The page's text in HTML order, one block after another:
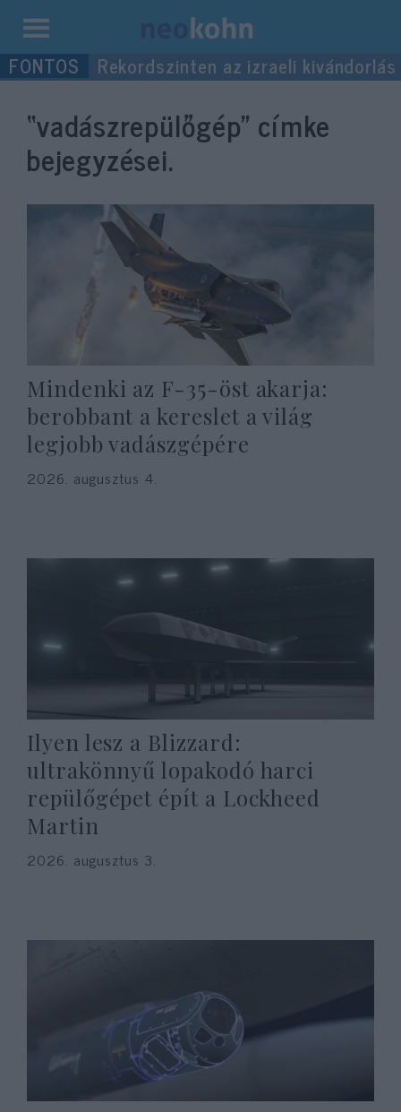
Kilépés
a Rekordszinten az izraeli kivándorlás
“vadászrepülőgép” címke
bejegyzései.
Mindenki az F-35-öst akarja:
berobbant a kereslet a világ
legjobb vadászgépére
2026. augusztus 4.
Ilyen lesz a Blizzard:
ultrakönnyű lopakodó harci
repülőgépet épít a Lockheed
Martin
2026. augusztus 3.